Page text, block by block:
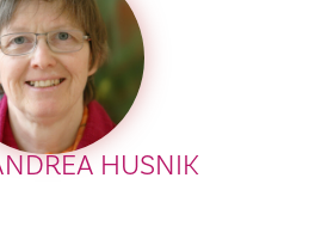
HUSNIK